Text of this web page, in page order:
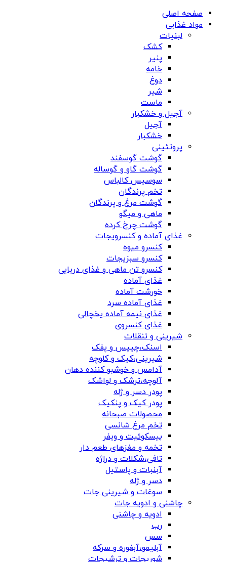
صفحه اصلی
مواد غذایی
لبنیات
کشک
پنیر
خامه
دوغ
شیر
ماست
آجیل و خشکبار
آجیل
خشکبار
پروتئینی
گوشت گوسفند
گوشت گاو و گوساله
سوسیس کالباس
تخم پرندگان
گوشت مرغ و پرندگان
ماهی و میگو
گوشت چرخ کرده
غذای آماده و کنسرویجات
کنسرو میوه
کنسرو سبزیجات
کنسرو تن ماهی و غذای دریایی
غذای آماده
خورشت آماده
غذای آماده سرد
غذای نیمه آماده یخچالی
غذای کنسروی
شیرینی و تنقلات
اسنک،چیپس و پفک
شیرینی،کیک و کلوچه
آدامس و خوشبو کننده دهان
آلوچه،ترشک و لواشک
پودر دسر و ژله
پودر کیک و پنکیک
محصولات صبحانه
تخم مرغ شانسی
بیسکوئیت و ویفر
تخمه و مغزهای طعم دار
تافی،شکلات و دراژه
آبنبات و پاستیل
دسر و ژله
سوغات و شیرینی جات
چاشنی و ادویه جات
ادویه و چاشنی
رب
سس
آبلیمو،آبغوره و سرکه
شوریجات و ترشیجات